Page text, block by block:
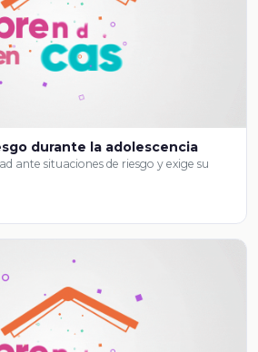
durante la adolescencia
ante situaciones de riesgo y exige su